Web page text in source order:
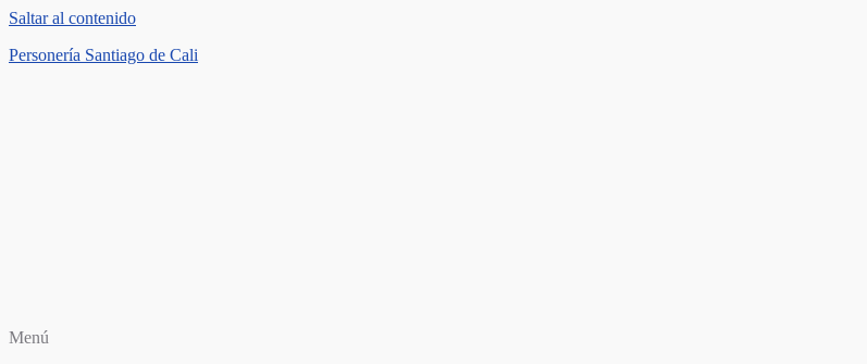
Saltar al contenido
Personería Santiago de Cali
Menú